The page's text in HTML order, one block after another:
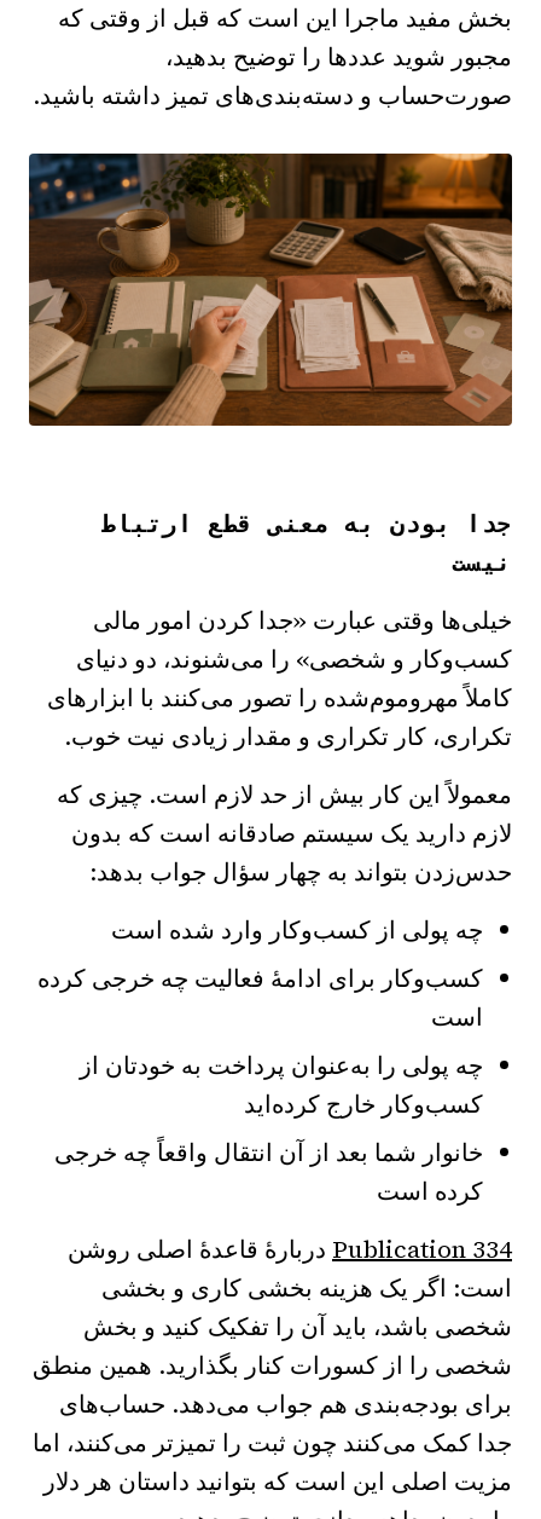
بخش مفید ماجرا این است که قبل از وقتی که
مجبور شوید عددها را توضیح بدهید،
صورت‌حساب و دسته‌بندی‌های تمیز داشته باشید.
جدا بودن به معنی قطع ارتباط
نیست
خیلی‌ها وقتی عبارت «جدا کردن امور مالی
کسب‌وکار و شخصی» را می‌شنوند، دو دنیای
کاملاً مهروموم‌شده را تصور می‌کنند با ابزارهای
تکراری، کار تکراری و مقدار زیادی نیت خوب.
معمولاً این کار بیش از حد لازم است. چیزی که
لازم دارید یک سیستم صادقانه است که بدون
حدس‌زدن بتواند به چهار سؤال جواب بدهد:
چه پولی از کسب‌وکار وارد شده است
کسب‌وکار برای ادامهٔ فعالیت چه خرجی کرده
است
چه پولی را به‌عنوان پرداخت به خودتان از
کسب‌وکار خارج کرده‌اید
خانوار شما بعد از آن انتقال واقعاً چه خرجی
کرده است
Publication 334 دربارهٔ قاعدهٔ اصلی روشن
است: اگر یک هزینه بخشی کاری و بخشی
شخصی باشد، باید آن را تفکیک کنید و بخش
شخصی را از کسورات کنار بگذارید. همین منطق
برای بودجه‌بندی هم جواب می‌دهد. حساب‌های
جدا کمک می‌کنند چون ثبت را تمیزتر می‌کنند، اما
مزیت اصلی این است که بتوانید داستان هر دلار